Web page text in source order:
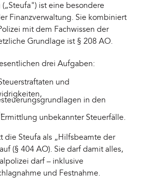
ist eine besondere
Finanzverwaltung. Sie kombiniert
mit dem Fachwissen der
Grundlage ist § 208 AO.
drei Aufgaben:
und
in den
unbekannter Steuerfälle.
die Steufa als „Hilfsbeamte der
(§ 404 AO). Sie darf damit alles,
darf – inklusive
und Festnahme.